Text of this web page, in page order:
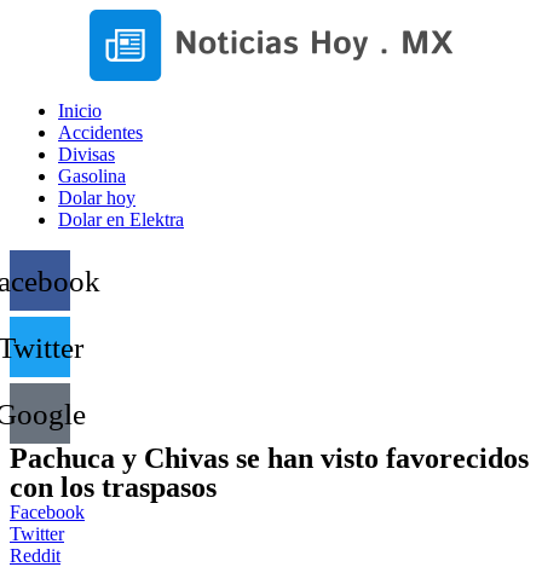
Inicio
Accidentes
Divisas
Gasolina
Dolar hoy
Dolar en Elektra
Pachuca y Chivas se han visto favorecidos
con los traspasos
Facebook
Twitter
Reddit